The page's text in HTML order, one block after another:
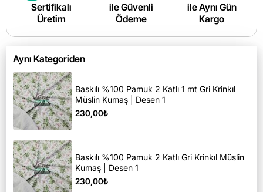
Sertifikalı
Üretim
ile Güvenli
Ödeme
ile Aynı Gün
Kargo
Aynı Kategoriden
Baskılı %100 Pamuk 2 Katlı 1 mt Gri Krinkıl
Müslin Kumaş | Desen 1
230,00₺
Baskılı %100 Pamuk 2 Katlı Gri Krinkıl Müslin
Kumaş | Desen 1
230,00₺